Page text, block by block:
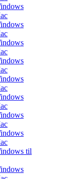
til